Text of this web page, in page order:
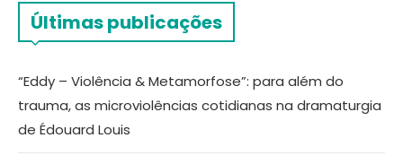
Últimas publicações
“Eddy – Violência & Metamorfose”: para além do
trauma, as microviolências cotidianas na dramaturgia
de Édouard Louis